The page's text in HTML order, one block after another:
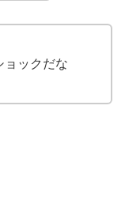
ョックだな